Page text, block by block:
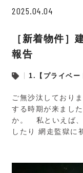
2025.04.04
［新着物件］
報告
1.【プライベー
ご無沙汰しており
する時期が来まし
か。 私といえば、
したり 網走監獄